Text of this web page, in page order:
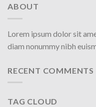
ABOUT
Lorem ipsum dolor sit
diam nonummy nibh
RECENT COMMENTS
TAG CLOUD